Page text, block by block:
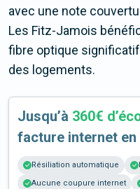
avec une note
Les Fitz-Jamois
fibre optique
des logements.
Jusqu’à 360€
facture internet en
Résiliation automatique
Aucune coupure internet